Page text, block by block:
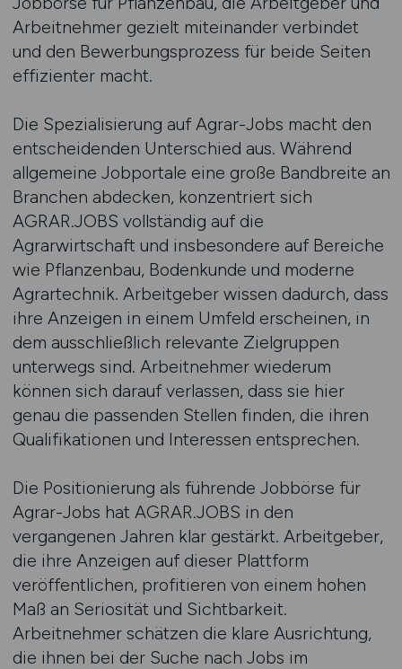
Arbeitnehmer gezielt miteinander verbindet
und den Bewerbungsprozess für beide Seiten
effizienter macht.
Die Spezialisierung auf Agrar-Jobs macht den
entscheidenden Unterschied aus. Während
allgemeine Jobportale eine große Bandbreite an
Branchen abdecken, konzentriert sich
AGRAR.JOBS vollständig auf die
Agrarwirtschaft und insbesondere auf Bereiche
wie Pflanzenbau, Bodenkunde und moderne
Agrartechnik. Arbeitgeber wissen dadurch, dass
ihre Anzeigen in einem Umfeld erscheinen, in
dem ausschließlich relevante Zielgruppen
unterwegs sind. Arbeitnehmer wiederum
können sich darauf verlassen, dass sie hier
genau die passenden Stellen finden, die ihren
Qualifikationen und Interessen entsprechen.
Die Positionierung als führende Jobbörse für
Agrar-Jobs hat AGRAR.JOBS in den
vergangenen Jahren klar gestärkt. Arbeitgeber,
die ihre Anzeigen auf dieser Plattform
veröffentlichen, profitieren von einem hohen
Maß an Seriosität und Sichtbarkeit.
Arbeitnehmer schätzen die klare Ausrichtung,
die ihnen bei der Suche nach Jobs im